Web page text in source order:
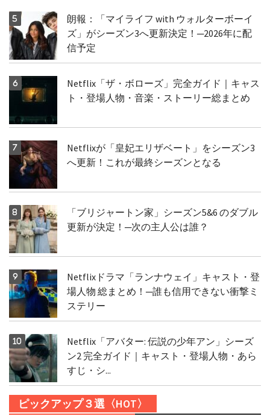
朗報：「マイライフ with ウォルターボーイ
ズ」がシーズン3へ更新決定！─2026年に配
信予定
Netflix「ザ・ボローズ」完全ガイド｜キャス
ト・登場人物・音楽・ストーリー総まとめ
Netflixが「皇妃エリザベート」をシーズン3
へ更新！これが最終シーズンとなる
「ブリジャートン家」シーズン5&6 のダブル
更新が決定！─次の主人公は誰？
Netflixドラマ「ランナウェイ」キャスト・登
場人物 総まとめ！─誰も信用できない衝撃ミ
ステリー
Netflix「アバター: 伝説の少年アン」シーズ
ン2 完全ガイド｜キャスト・登場人物・あら
すじ・シ...
ピックアップ３選〈HOT〉